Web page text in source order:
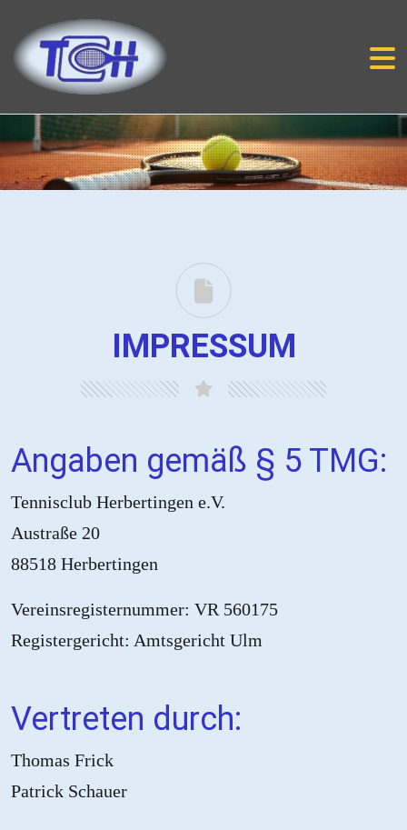
IMPRESSUM
Angaben gemäß § 5 TMG:
Tennisclub Herbertingen e.V.
Austraße 20
88518 Herbertingen
Vereinsregisternummer: VR 560175
Registergericht: Amtsgericht Ulm
Vertreten durch:
Thomas Frick
Patrick Schauer